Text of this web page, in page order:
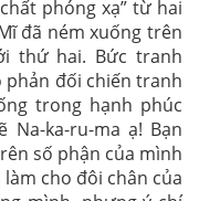
phóng xạ” từ hai
đã ném xuống trên
thứ hai. Bức tranh
đối chiến tranh
trong hạnh phúc
ka-ru-ma ạ! Bạn
số phận của mình
cho đôi chân của